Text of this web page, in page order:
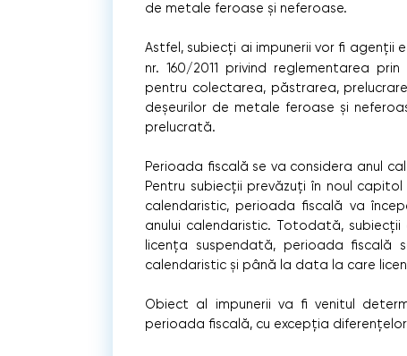
de metale feroase și neferoase.
Astfel, subiecți ai impunerii vor fi agenții
nr. 160/2011 privind reglementarea
pentru colectarea, păstrarea,
deșeurilor de metale feroase și
prelucrată.
Perioada fiscală se va considera anul
Pentru subiecții prevăzuți în noul
calendaristic, perioada fiscală va
anului calendaristic. Totodată,
licența suspendată, perioada fiscală
calendaristic și până la data la care
Obiect al impunerii va fi venitul
perioada fiscală, cu excepția